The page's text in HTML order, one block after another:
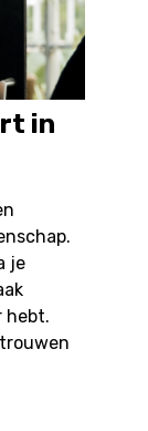
in
je
hebt.